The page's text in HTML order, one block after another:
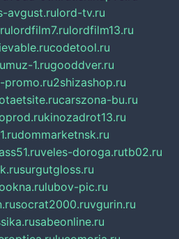
avgust.rulord-tv.ru
lordfilm7.rulordfilm13.ru
codetool.ru
muz-1.rugooddver.ru
promo.ru2shizashop.ru
carszona-bu.ru
kinozadrot13.ru
dommarketnsk.ru
veles-doroga.rutb02.ru
surgutgloss.ru
lubov-pic.ru
socrat2000.ruvgurin.ru
sabeonline.ru